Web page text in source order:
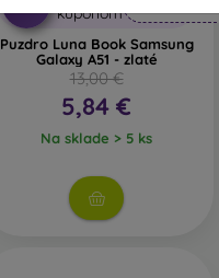
kupónom
Puzdro Luna Book Samsung
Galaxy A51 - zlaté
13,00 €
5,84 €
Na sklade > 5 ks